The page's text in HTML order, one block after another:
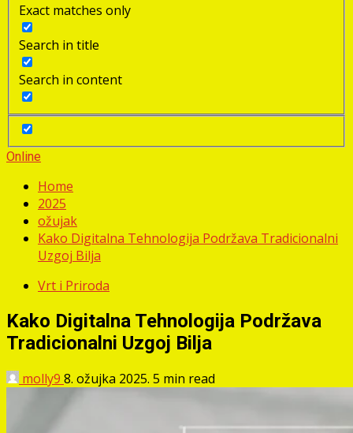
Exact matches only
Search in title
Search in content
Online
Home
2025
ožujak
Kako Digitalna Tehnologija Podržava Tradicionalni
Uzgoj Bilja
Vrt i Priroda
Kako Digitalna Tehnologija Podržava
Tradicionalni Uzgoj Bilja
molly9 8. ožujka 2025. 5 min read